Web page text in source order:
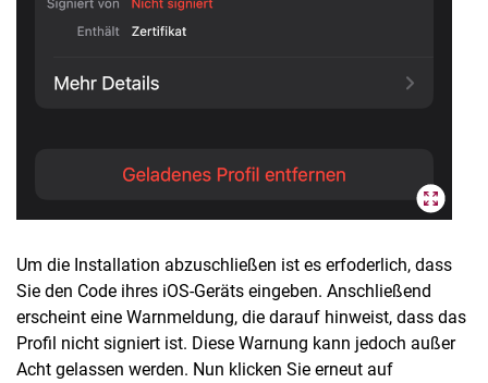
Um die Installation abzuschließen ist es erfoderlich, dass
Sie den Code ihres iOS-Geräts eingeben. Anschließend
erscheint eine Warnmeldung, die darauf hinweist, dass das
Profil nicht signiert ist. Diese Warnung kann jedoch außer
Acht gelassen werden. Nun klicken Sie erneut auf